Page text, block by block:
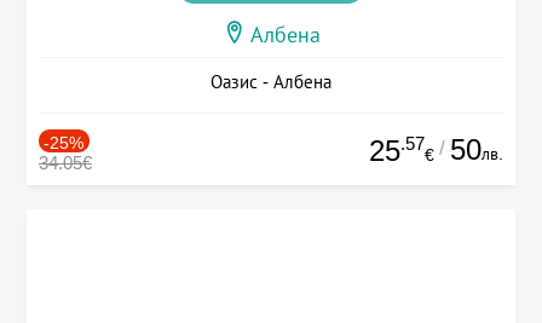
Албена
Оазис - Албена
-25%
34.05€ 25.57
€ / 50лв.